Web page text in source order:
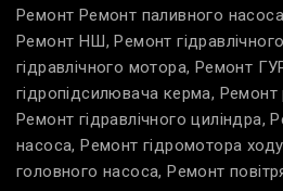
Ремонт Ремонт паливного
Ремонт НШ, Ремонт
гідравлічного мотора, Ремонт
гідропідсилювача керма, Ремонт
Ремонт гідравлічного циліндра,
насоса, Ремонт гідромотора
головного насоса, Ремонт